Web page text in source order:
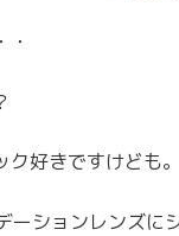
好きですけども。
ーションレンズに